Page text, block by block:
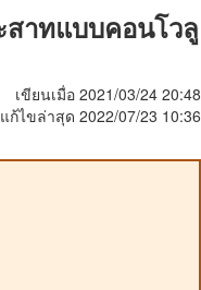
สาทแบบคอนโวลู
เขียนเมื่อ 2021/03/24 20:48
แก้ไขล่าสุด 2022/07/23 10:36